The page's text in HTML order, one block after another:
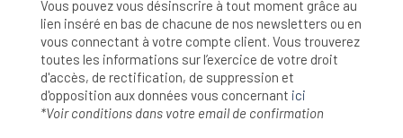
Vous pouvez vous désinscrire à tout moment grâce au
lien inséré en bas de chacune de nos newsletters ou en
vous connectant à votre compte client. Vous trouverez
toutes les informations sur l’exercice de votre droit
d'accès, de rectification, de suppression et
d'opposition aux données vous concernant ici
*Voir conditions dans votre email de confirmation